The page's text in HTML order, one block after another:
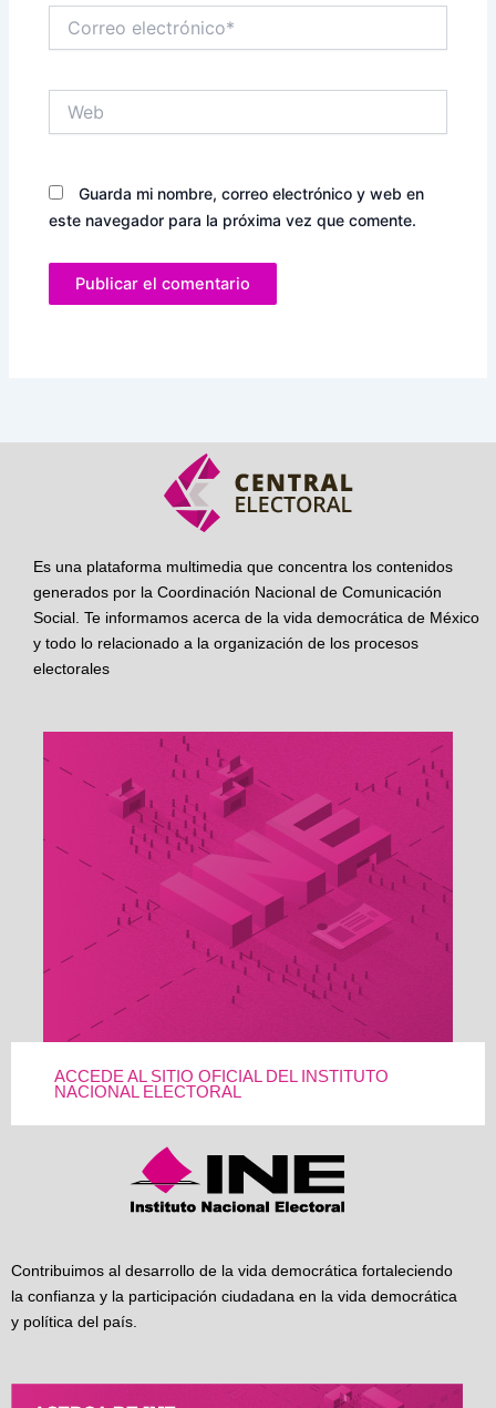
electrónico*
Guarda mi nombre, correo electrónico y web en
este navegador para la próxima vez que comente.
Es una plataforma multimedia que concentra los contenidos
generados por la Coordinación Nacional de Comunicación
Social. Te informamos acerca de la vida democrática de México
y todo lo relacionado a la organización de los procesos
electorales
ACCEDE AL SITIO OFICIAL DEL INSTITUTO
NACIONAL ELECTORAL
Contribuimos al desarrollo de la vida democrática fortaleciendo
la confianza y la participación ciudadana en la vida democrática
y política del país.